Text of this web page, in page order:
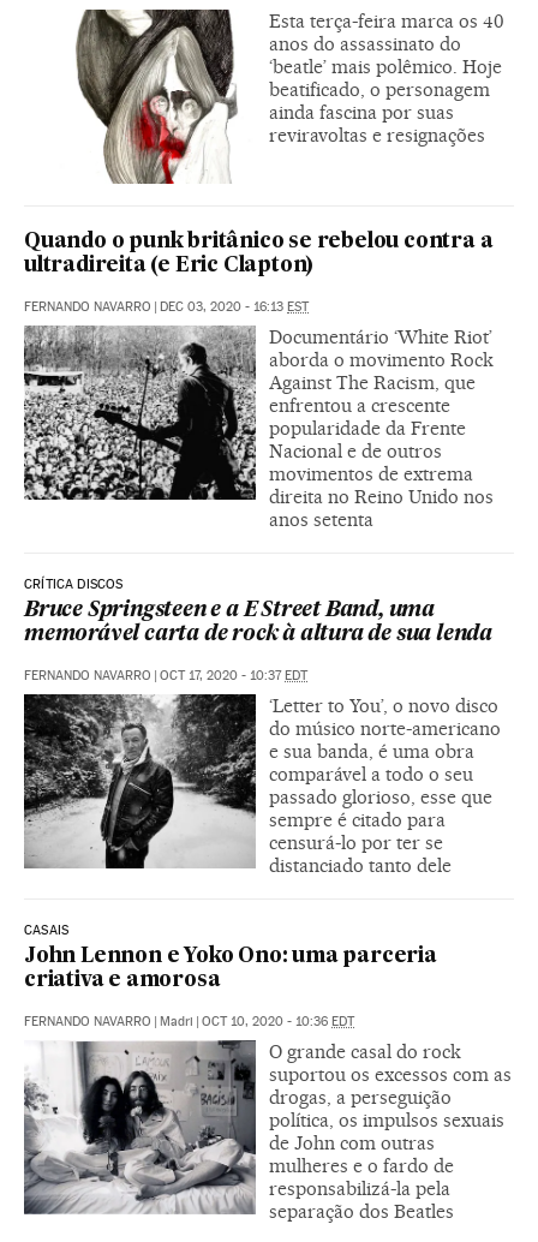
Esta terça-feira marca os 40
anos do assassinato do
‘beatle’ mais polêmico. Hoje
beatificado, o personagem
ainda fascina por suas
reviravoltas e resignações
Quando o punk britânico se rebelou contra a
ultradireita (e Eric Clapton)
FERNANDO NAVARRO | DEC 03, 2020 - 16:13 EST
Documentário ‘White Riot’
aborda o movimento Rock
Against The Racism, que
enfrentou a crescente
popularidade da Frente
Nacional e de outros
movimentos de extrema
direita no Reino Unido nos
anos setenta
CRÍTICA DISCOS
Bruce Springsteen e a E Street Band, uma
memorável carta de rock à altura de sua lenda
FERNANDO NAVARRO | OCT 17, 2020 - 10:37EDT
‘Letter to You’, o novo disco
do músico norte-americano
e sua banda, é uma obra
comparável a todo o seu
passado glorioso, esse que
sempre é citado para
censurá-lo por ter se
distanciado tanto dele
CASAIS
John Lennon e Yoko Ono: uma parceria
criativa e amorosa
FERNANDO NAVARRO | Madri | OCT 10, 2020 - 10:36 EDT
O grande casal do rock
suportou os excessos com as
drogas, a perseguição
política, os impulsos sexuais
de John com outras
mulheres e o fardo de
responsabilizá-la pela
separação dos Beatles